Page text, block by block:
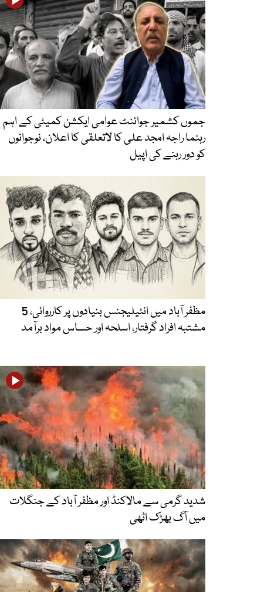
جموں کشمیر جوائنٹ عوامی ایکشن کمیٹی کے اہم
رہنما راجہ امجد علی کا لاتعلقی کا اعلان، نوجوانوں
کو دور رہنے کی اپیل
مظفر آباد میں انٹیلیجنس بنیادوں پر کارروائی، 5
مشتبہ افراد گرفتار، اسلحہ اور حساس مواد برآمد
شدید گرمی سے مالاکنڈ اور مظفر آباد کے جنگلات
میں آگ بھڑک اٹھی